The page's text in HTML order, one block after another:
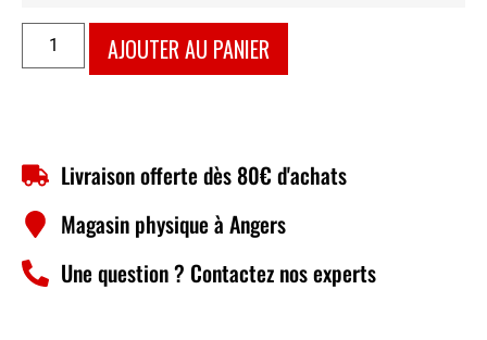
AJOUTER AU PANIER
Livraison offerte dès 80€ d'achats
Magasin physique à Angers
Une question ? Contactez nos experts